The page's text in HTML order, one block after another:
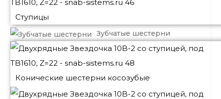
Ступицы
Зубчатые шестерни
Конические шестерни косозубые